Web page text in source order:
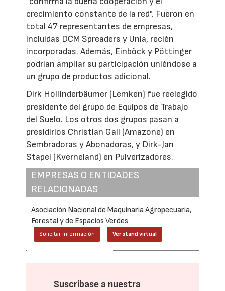
crecimiento constante de la red". Fueron en
total 47 representantes de empresas,
incluidas DCM Spreaders y Unia, recién
incorporadas. Además, Einböck y Pöttinger
podrían ampliar su participación uniéndose a
un grupo de productos adicional.
Dirk Hollinderbäumer (Lemken) fue reelegido
presidente del grupo de Equipos de Trabajo
del Suelo. Los otros dos grupos pasan a
presidirlos Christian Gall (Amazone) en
Sembradoras y Abonadoras, y Dirk-Jan
Stapel (Kverneland) en Pulverizadores.
EMPRESAS O ENTIDADES
RELACIONADAS
Asociación Nacional de Maquinaria Agropecuaria,
Forestal y de Espacios Verdes
Solicitar información Ver stand virtual
Suscríbase a nuestra